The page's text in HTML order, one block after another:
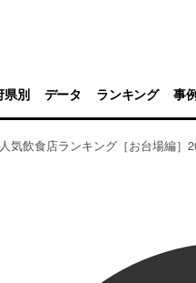
県別 データ ランキング 事
気飲食店ランキング［お台場編］